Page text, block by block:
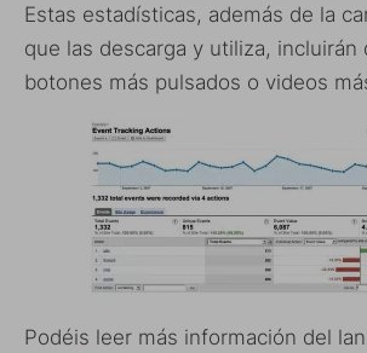
Estas estadísticas, además de la
que las descarga y utiliza, incluirán
botones más pulsados o videos
Podéis leer más información del